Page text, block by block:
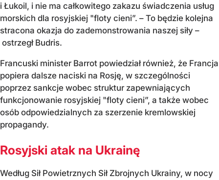
i Łukoil, i nie ma całkowitego zakazu świadczenia usług
morskich dla rosyjskiej "floty cieni”. – To będzie kolejna
stracona okazja do zademonstrowania naszej siły –
ostrzegł Budris.
Francuski minister Barrot powiedział również, że Francja
popiera dalsze naciski na Rosję, w szczególności
poprzez sankcje wobec struktur zapewniających
funkcjonowanie rosyjskiej "floty cieni”, a także wobec
osób odpowiedzialnych za szerzenie kremlowskiej
propagandy.
Rosyjski atak na Ukrainę
Według Sił Powietrznych Sił Zbrojnych Ukrainy, w nocy